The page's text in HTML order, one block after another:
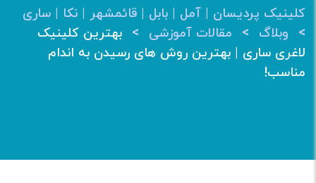
کلینیک پردیسان | آمل | بابل | قائمشهر | نکا | ساری
> وبلاگ > مقالات آموزشی > بهترین کلینیک
لاغری ساری | بهترین روش های رسیدن به اندام
مناسب!